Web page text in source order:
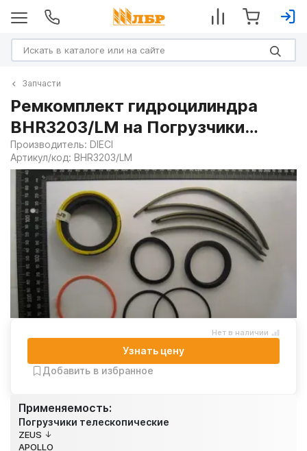
Запчасти
Ремкомплект гидроцилиндра
BHR3203/LM на Погрузчики
телескопические
Производитель: DIECI
Артикул/код: BHR3203/LM
Применяемость:
Погрузчики телескопические
ZEUS
APOLLO
Нет в наличии
Узнать цену
Добавить в избранное